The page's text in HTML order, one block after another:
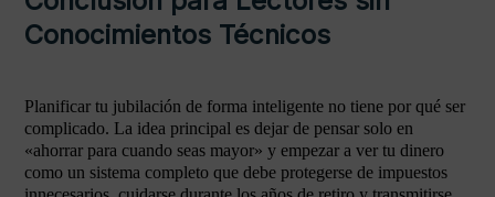
Conocimientos Técnicos
Planificar tu jubilación de forma inteligente no tiene por qué ser
complicado. La idea principal es dejar de pensar solo en
«ahorrar para cuando seas mayor» y empezar a ver tu dinero
como un sistema completo que debe protegerse de impuestos